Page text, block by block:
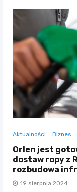
Aktualności Biznes
Orlen jest
dostaw ropy z
rozbudowa
19 sierpnia 2024